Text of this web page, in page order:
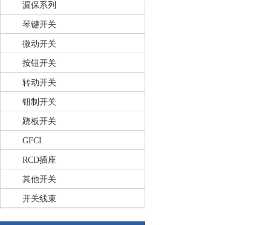
漏保系列
琴键开关
微动开关
按钮开关
转动开关
钮制开关
跷板开关
GFCI
RCD插座
其他开关
开关线束